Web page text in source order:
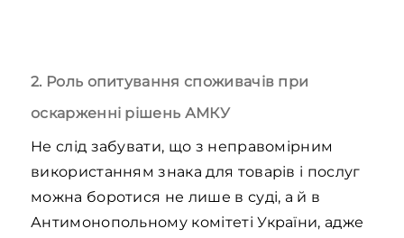
2. Роль опитування споживачів при
оскарженні рішень АМКУ
Не слід забувати, що з неправомірним
використанням знака для товарів і послуг
можна боротися не лише в суді, а й в
Антимонопольному комітеті України, адже